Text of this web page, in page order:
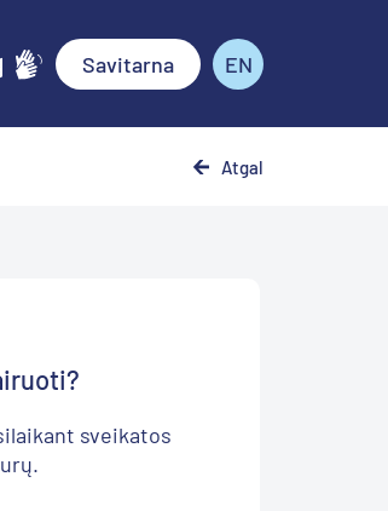
Savitarna EN
Atgal
sveikatos